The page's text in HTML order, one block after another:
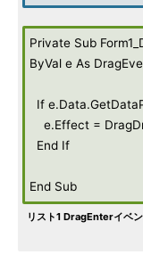
Private Sub
ByVal e As
If
e.Effect =
End If
End Sub
リスト1 DragEnterイベ